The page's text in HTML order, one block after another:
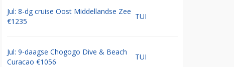
Jul: 8-dg cruise Oost Middellandse Zee
€1235
TUI
Jul: 9-daagse Chogogo Dive & Beach
Curacao €1056
TUI